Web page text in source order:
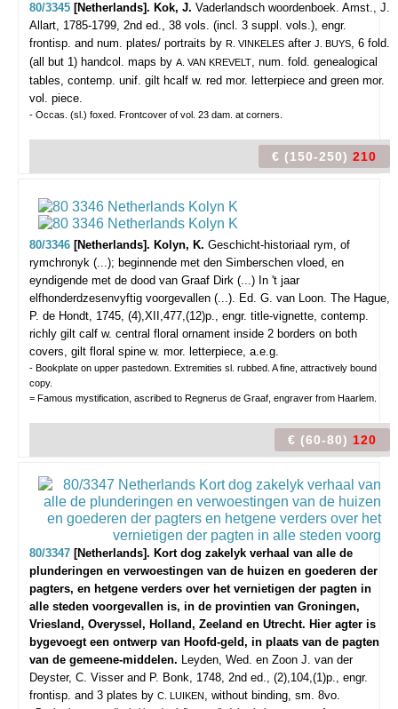
80/3345 [Netherlands]. Kok, J. Vaderlandsch woordenboek. Amst., J.
Allart, 1785-1799, 2nd ed., 38 vols. (incl. 3 suppl. vols.), engr.
frontisp. and num. plates/ portraits by R. VINKELES after J. BUYS, 6 fold.
(all but 1) handcol. maps by A. VAN KREVELT, num. fold. genealogical
tables, contemp. unif. gilt hcalf w. red mor. letterpiece and green mor.
vol. piece.
- Occas. (sl.) foxed. Frontcover of vol. 23 dam. at corners.
€ (150-250) 210
80/3346 [Netherlands]. Kolyn, K. Geschicht-historiaal rym, of
rymchronyk (...); beginnende met den Simberschen vloed, en
eyndigende met de dood van Graaf Dirk (...) In 't jaar
elfhonderdzesenvyftig voorgevallen (...). Ed. G. van Loon. The Hague,
P. de Hondt, 1745, (4),XII,477,(12)p., engr. title-vignette, contemp.
richly gilt calf w. central floral ornament inside 2 borders on both
covers, gilt floral spine w. mor. letterpiece, a.e.g.
- Bookplate on upper pastedown. Extremities sl. rubbed. A fine, attractively bound
copy.
= Famous mystification, ascribed to Regnerus de Graaf, engraver from Haarlem.
€ (60-80) 120
80/3347 [Netherlands]. Kort dog zakelyk verhaal van alle de
plunderingen en verwoestingen van de huizen en goederen der
pagters, en hetgene verders over het vernietigen der pagten in
alle steden voorgevallen is, in de provintien van Groningen,
Vriesland, Overyssel, Holland, Zeeland en Utrecht. Hier agter is
bygevoegt een ontwerp van Hoofd-geld, in plaats van de pagten
van de gemeene-middelen. Leyden, Wed. en Zoon J. van der
Deyster, C. Visser and P. Bonk, 1748, 2nd ed., (2),104,(1)p., engr.
frontisp. and 3 plates by C. LUIKEN, without binding, sm. 8vo.